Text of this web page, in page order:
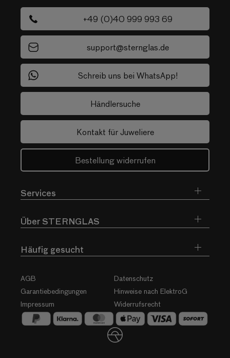
+49 (0)40 999 993 69
support@sternglas.de
Schreib uns bei WhatsApp!
Händlersuche
Kontakt für Juweliere
Bestellung widerrufen
Services
Über STERNGLAS
Häufig gesucht
AGB
Datenschutz
Garantiebedingungen
Hinweise nach ElektroG
Impressum
Widerrufsrecht